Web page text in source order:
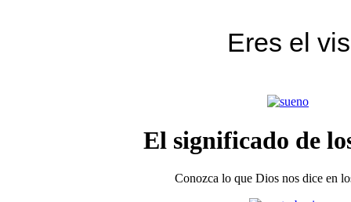
Eres el
El significado de
Conozca lo que Dios nos dice en